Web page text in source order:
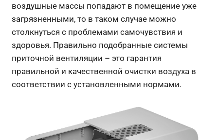
воздушные массы попадают в помещение уже
загрязненными, то в таком случае можно
столкнуться с проблемами самочувствия и
здоровья. Правильно подобранные системы
приточной вентиляции – это гарантия
правильной и качественной очистки воздуха в
соответствии с установленными нормами.